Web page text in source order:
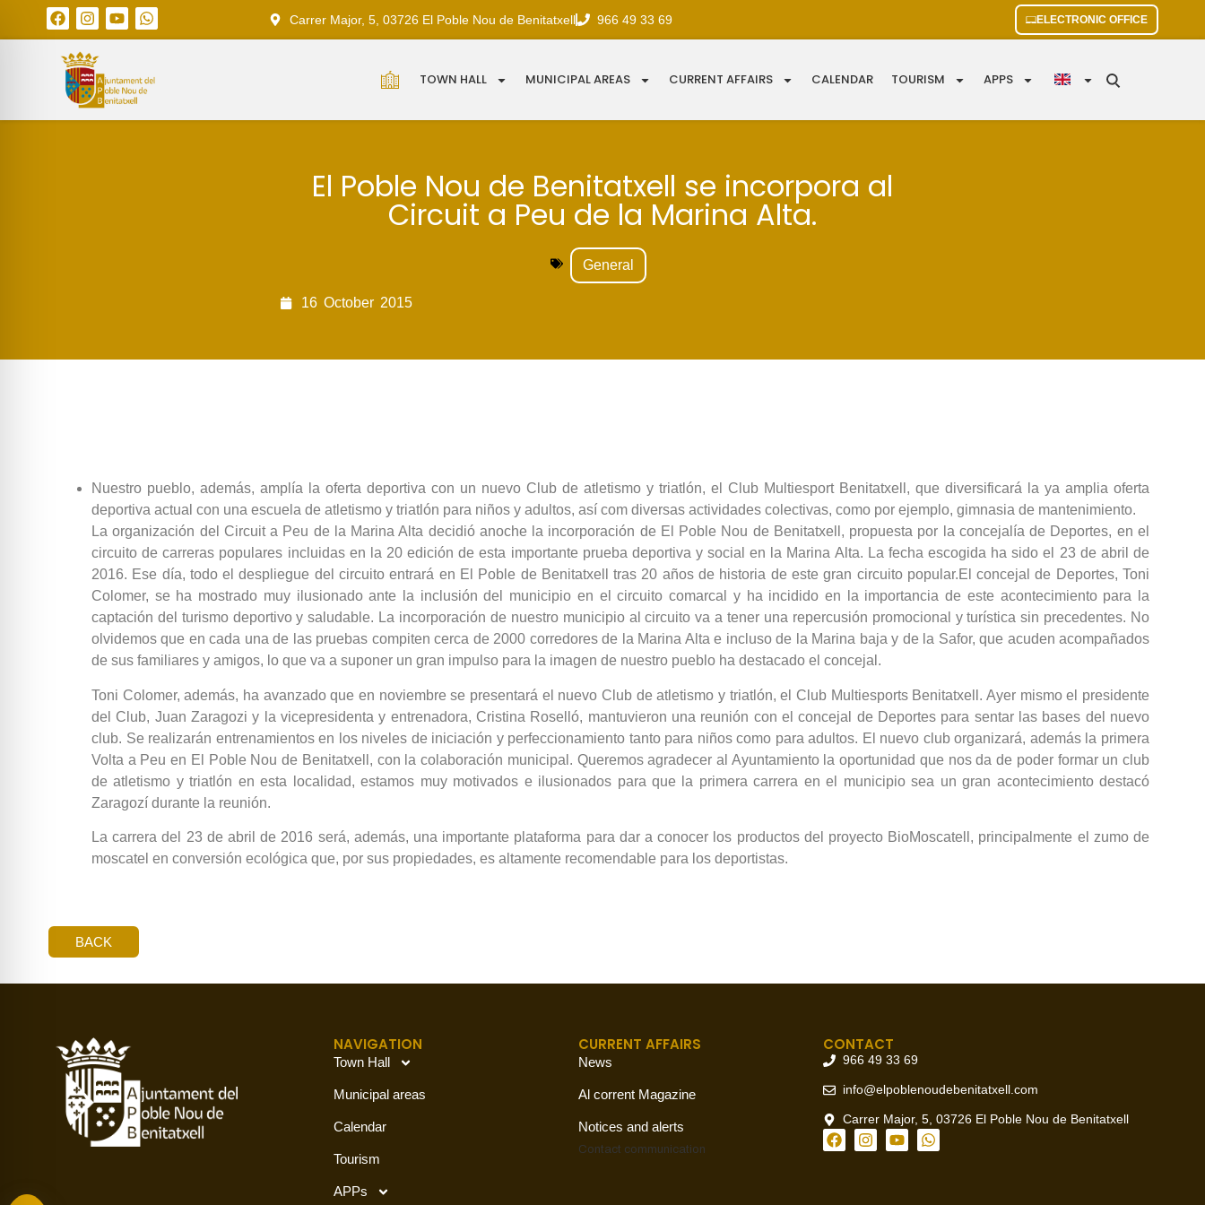
Carrer Major, 5, 03726 El Poble Nou de Benitatxell 966 49 33 69 ELECTRONIC OFFICE
TOWN HALL MUNICIPAL AREAS CURRENT AFFAIRS CALENDAR TOURISM APPS
El Poble Nou de Benitatxell se incorpora al
Circuit a Peu de la Marina Alta.
General
16 October 2015
Nuestro pueblo, además, amplía la oferta deportiva con un nuevo Club de atletismo y triatlón, el Club Multiesport Benitatxell, que diversificará la ya amplia oferta
deportiva actual con una escuela de atletismo y triatlón para niños y adultos, así com diversas actividades colectivas, como por ejemplo, gimnasia de mantenimiento.
La organización del Circuit a Peu de la Marina Alta decidió anoche la incorporación de El Poble Nou de Benitatxell, propuesta por la concejalía de Deportes, en el
circuito de carreras populares incluidas en la 20 edición de esta importante prueba deportiva y social en la Marina Alta. La fecha escogida ha sido el 23 de abril de
2016. Ese día, todo el despliegue del circuito entrará en El Poble de Benitatxell tras 20 años de historia de este gran circuito popular.El concejal de Deportes, Toni
Colomer, se ha mostrado muy ilusionado ante la inclusión del municipio en el circuito comarcal y ha incidido en la importancia de este acontecimiento para la
captación del turismo deportivo y saludable. La incorporación de nuestro municipio al circuito va a tener una repercusión promocional y turística sin precedentes. No
olvidemos que en cada una de las pruebas compiten cerca de 2000 corredores de la Marina Alta e incluso de la Marina baja y de la Safor, que acuden acompañados
de sus familiares y amigos, lo que va a suponer un gran impulso para la imagen de nuestro pueblo ha destacado el concejal.
Toni Colomer, además, ha avanzado que en noviembre se presentará el nuevo Club de atletismo y triatlón, el Club Multiesports Benitatxell. Ayer mismo el presidente
del Club, Juan Zaragozi y la vicepresidenta y entrenadora, Cristina Roselló, mantuvieron una reunión con el concejal de Deportes para sentar las bases del nuevo
club. Se realizarán entrenamientos en los niveles de iniciación y perfeccionamiento tanto para niños como para adultos. El nuevo club organizará, además la primera
Volta a Peu en El Poble Nou de Benitatxell, con la colaboración municipal. Queremos agradecer al Ayuntamiento la oportunidad que nos da de poder formar un club
de atletismo y triatlón en esta localidad, estamos muy motivados e ilusionados para que la primera carrera en el municipio sea un gran acontecimiento destacó
Zaragozí durante la reunión.
La carrera del 23 de abril de 2016 será, además, una importante plataforma para dar a conocer los productos del proyecto BioMoscatell, principalmente el zumo de
moscatel en conversión ecológica que, por sus propiedades, es altamente recomendable para los deportistas.
BACK
NAVIGATION
Town Hall
Municipal areas
Calendar
Tourism
APPs
CURRENT AFFAIRS
News
Al corrent Magazine
Notices and alerts
Contact communication
CONTACT
966 49 33 69
info@elpoblenoudebenitatxell.com
Carrer Major, 5, 03726 El Poble Nou de Benitatxell